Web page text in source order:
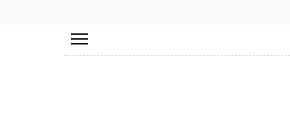
Menú